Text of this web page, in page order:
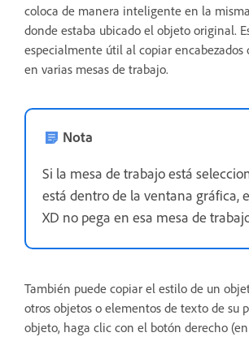
coloca de manera inteligente en la
donde estaba ubicado el objeto original.
especialmente útil al copiar encabezados
en varias mesas de trabajo.
Nota
Si la mesa de trabajo está
está dentro de la ventana gráfica,
XD no pega en esa mesa de
También puede copiar el estilo de un
otros objetos o elementos de texto de su
objeto, haga clic con el botón derecho